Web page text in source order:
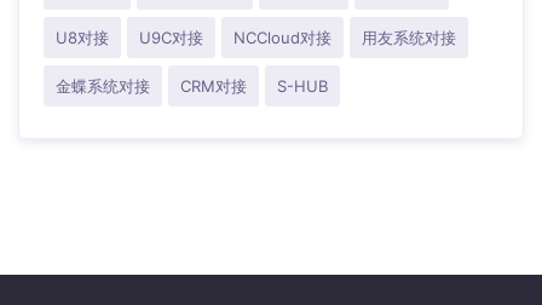
U8对接 U9C对接 NCCloud对接 用友系统对接
金蝶系统对接 CRM对接 S-HUB